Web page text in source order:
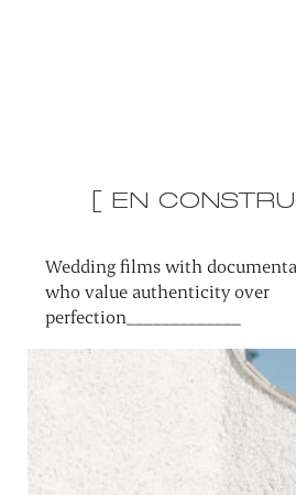
[ EN
Wedding films with
who value authenticity over
perfection_____________